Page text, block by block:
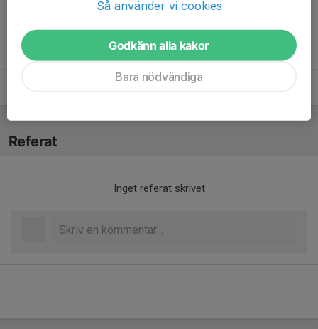
Maja JanssonLagledare
Referat
Inget referat skrivet
Så använder vi cookies
Godkänn alla kakor
Bara nödvändiga